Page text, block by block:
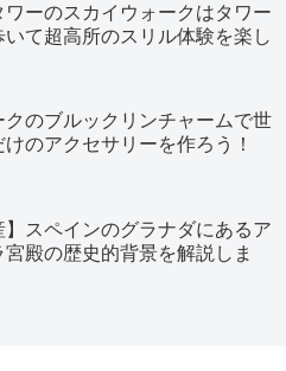
ワーのスカイウォークはタワー
いて超高所のスリル体験を楽し
クのブルックリンチャームで世
のアクセサリーを作ろう！
】スペインのグラナダにあるア
宮殿の歴史的背景を解説しま